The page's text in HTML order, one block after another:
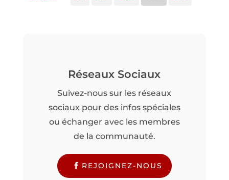
Réseaux Sociaux
Suivez-nous sur les réseaux
sociaux pour des infos spéciales
ou échanger avec les membres
de la communauté.
REJOIGNEZ-NOUS